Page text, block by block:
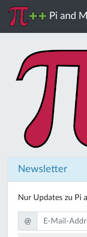
Pi and
Newsletter
Nur Updates zu Pi
@